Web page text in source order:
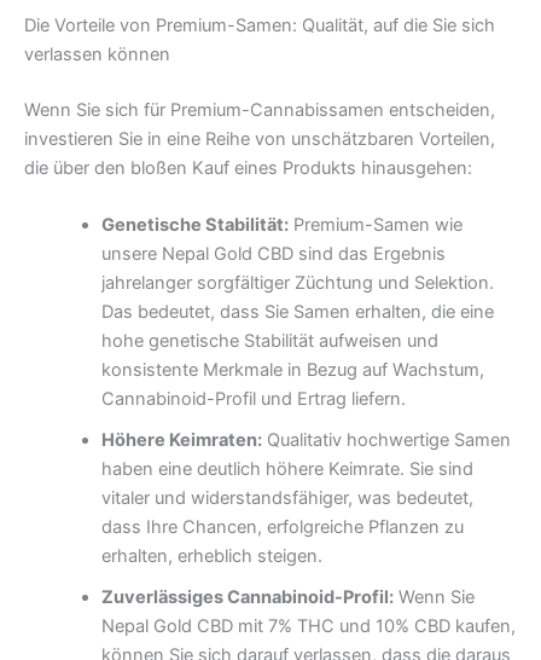
Die Vorteile von Premium-Samen: Qualität, auf die Sie sich
verlassen können
Wenn Sie sich für Premium-Cannabissamen entscheiden,
investieren Sie in eine Reihe von unschätzbaren Vorteilen,
die über den bloßen Kauf eines Produkts hinausgehen:
Genetische Stabilität:Premium-Samen wie
unsere Nepal Gold CBD sind das Ergebnis
jahrelanger sorgfältiger Züchtung und Selektion.
Das bedeutet, dass Sie Samen erhalten, die eine
hohe genetische Stabilität aufweisen und
konsistente Merkmale in Bezug auf Wachstum,
Cannabinoid-Profil und Ertrag liefern.
Höhere Keimraten:Qualitativ hochwertige Samen
haben eine deutlich höhere Keimrate. Sie sind
vitaler und widerstandsfähiger, was bedeutet,
dass Ihre Chancen, erfolgreiche Pflanzen zu
erhalten, erheblich steigen.
Zuverlässiges Cannabinoid-Profil:Wenn Sie
Nepal Gold CBD mit 7% THC und 10% CBD kaufen,
können Sie sich darauf verlassen, dass die daraus